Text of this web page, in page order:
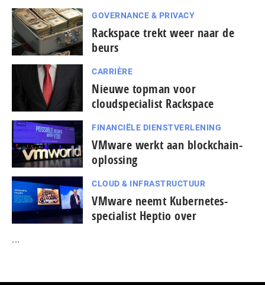
GOVERNANCE & PRIVACY
Rackspace trekt weer naar de
beurs
CARRIÈRE
Nieuwe topman voor
cloudspecialist Rackspace
FINANCIËLE DIENSTVERLENING
VMware werkt aan blockchain-
oplossing
CLOUD & INFRASTRUCTUUR
VMware neemt Kubernetes-
specialist Heptio over
...